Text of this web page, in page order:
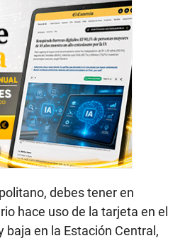
debes tener en
hace uso de la tarjeta en el
baja en la Estación Central,